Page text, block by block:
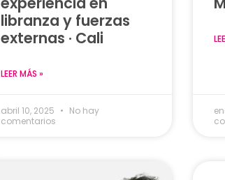
libranza y fuerzas
externas · Cali
LEER MÁS »
abril 10, 2025
No hay
comentarios